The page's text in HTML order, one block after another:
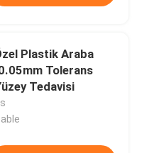
Plastik Araba
Tolerans
Tedavisi